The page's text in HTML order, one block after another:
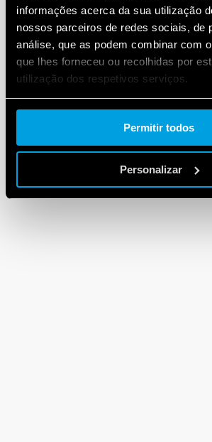
informações acerca da sua utilização
nossos parceiros de redes sociais, de
análise, que as podem combinar com
que lhes forneceu ou recolhidas por
utilização dos respetivos serviços.
Cookie policy.
Permitir todos
Personalizar